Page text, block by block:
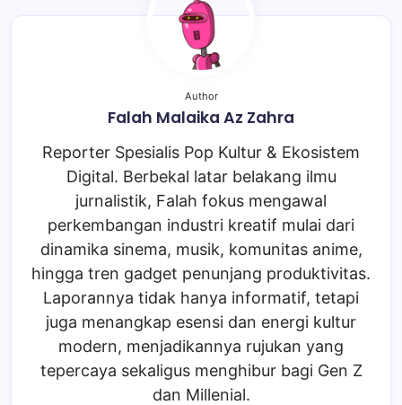
Author
Falah Malaika Az Zahra
Reporter Spesialis Pop Kultur & Ekosistem
Digital. Berbekal latar belakang ilmu
jurnalistik, Falah fokus mengawal
perkembangan industri kreatif mulai dari
dinamika sinema, musik, komunitas anime,
hingga tren gadget penunjang produktivitas.
Laporannya tidak hanya informatif, tetapi
juga menangkap esensi dan energi kultur
modern, menjadikannya rujukan yang
tepercaya sekaligus menghibur bagi Gen Z
dan Millenial.